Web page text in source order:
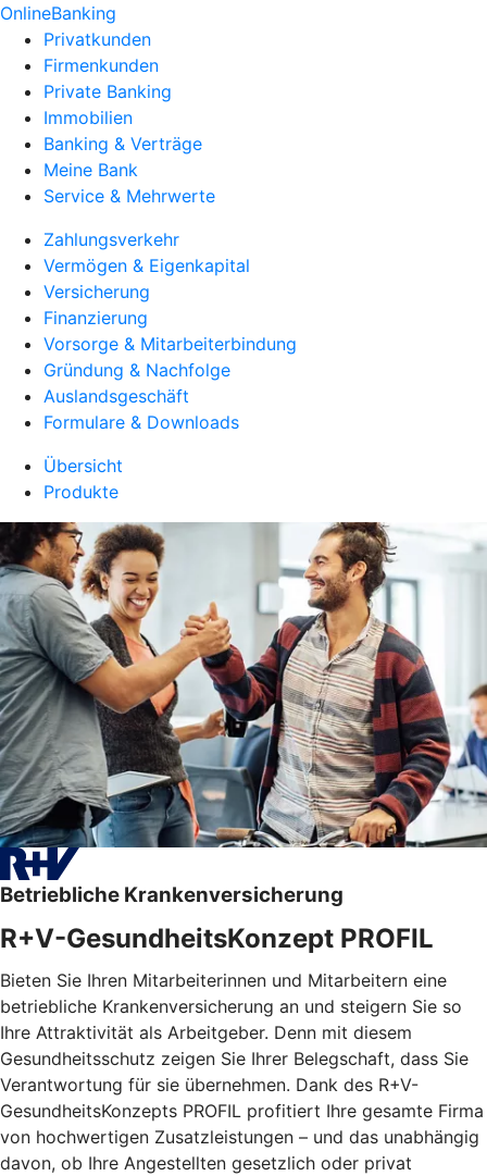
OnlineBanking
Privatkunden
Firmenkunden
Private Banking
Immobilien
Banking & Verträge
Meine Bank
Service & Mehrwerte
Zahlungsverkehr
Vermögen & Eigenkapital
Versicherung
Finanzierung
Vorsorge & Mitarbeiterbindung
Gründung & Nachfolge
Auslandsgeschäft
Formulare & Downloads
Übersicht
Produkte
Betriebliche Krankenversicherung
R+V-GesundheitsKonzept PROFIL
Bieten Sie Ihren Mitarbeiterinnen und Mitarbeitern eine
betriebliche Krankenversicherung an und steigern Sie so
Ihre Attraktivität als Arbeitgeber. Denn mit diesem
Gesundheitsschutz zeigen Sie Ihrer Belegschaft, dass Sie
Verantwortung für sie übernehmen. Dank des R+V-
GesundheitsKonzepts PROFIL profitiert Ihre gesamte Firma
von hochwertigen Zusatzleistungen – und das unabhängig
davon, ob Ihre Angestellten gesetzlich oder privat